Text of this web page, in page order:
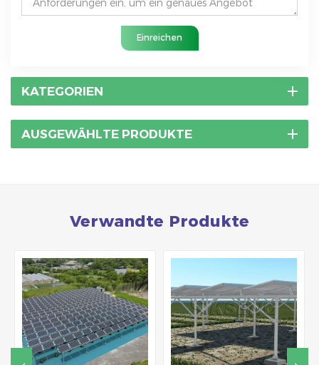
Einreichen
KATEGORIEN
AUSGEWÄHLTE PRODUKTE
Verwandte Produkte